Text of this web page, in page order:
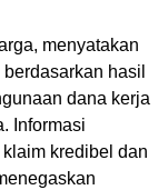
menyatakan
hasil
dana kerja
Informasi
kredibel dan